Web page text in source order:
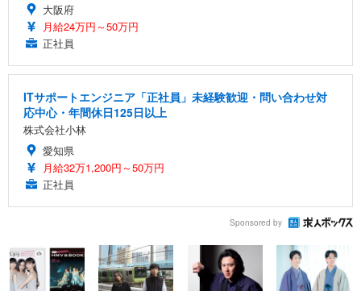
大阪府
月給24万円～50万円
正社員
ITサポートエンジニア「正社員」未経験歓迎・問い合わせ対
応中心・年間休日125日以上
株式会社小林
愛知県
月給32万1,200円～50万円
正社員
Sponsored by